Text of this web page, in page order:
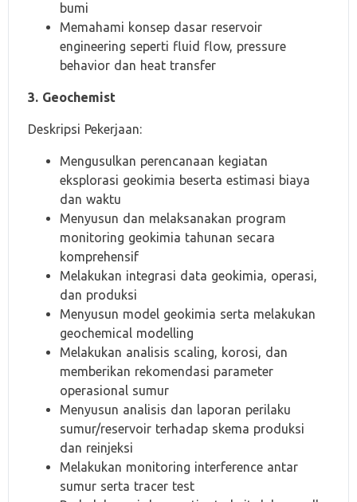
bumi
Memahami konsep dasar reservoir
engineering seperti fluid flow, pressure
behavior dan heat transfer
3. Geochemist
Deskripsi Pekerjaan:
Mengusulkan perencanaan kegiatan
eksplorasi geokimia beserta estimasi biaya
dan waktu
Menyusun dan melaksanakan program
monitoring geokimia tahunan secara
komprehensif
Melakukan integrasi data geokimia, operasi,
dan produksi
Menyusun model geokimia serta melakukan
geochemical modelling
Melakukan analisis scaling, korosi, dan
memberikan rekomendasi parameter
operasional sumur
Menyusun analisis dan laporan perilaku
sumur/reservoir terhadap skema produksi
dan reinjeksi
Melakukan monitoring interference antar
sumur serta tracer test